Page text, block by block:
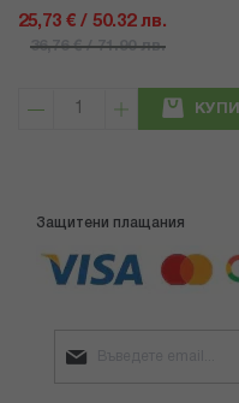
25,73 € / 50.32 лв.
36,76 € / 71.90 лв.
КУПИ
Защитени плащания